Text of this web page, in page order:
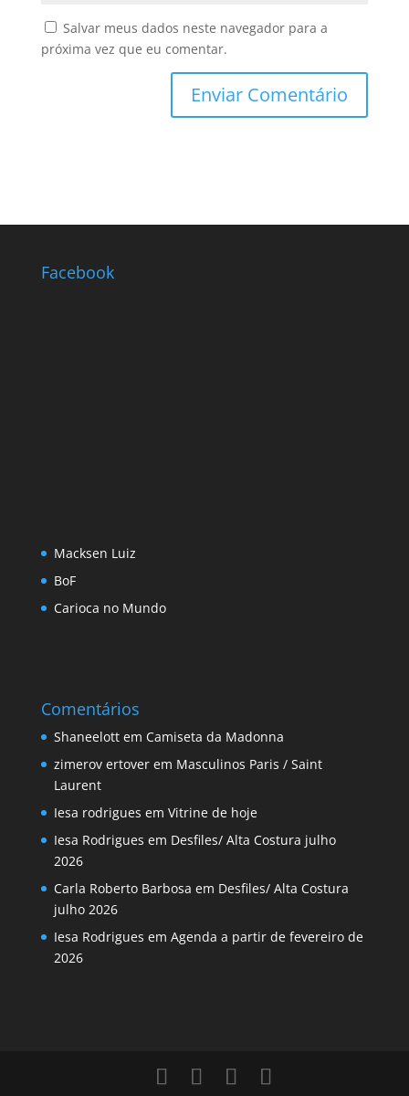
Salvar meus dados neste navegador para a
próxima vez que eu comentar.
Facebook
Macksen Luiz
BoF
Carioca no Mundo
Comentários
Shaneelottem Camiseta da Madonna
zimerov ertoverem Masculinos Paris / Saint
Laurent
Iesa rodrigues em Vitrine de hoje
Iesa Rodrigues em Desfiles/ Alta Costura julho
2026
Carla Roberto Barbosa em Desfiles/ Alta Costura
julho 2026
Iesa Rodrigues em Agenda a partir de fevereiro de
2026